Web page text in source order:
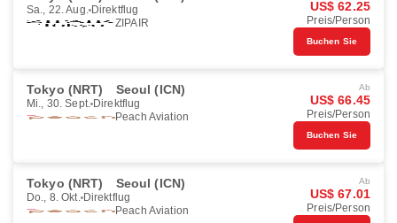
Sa., 22. Aug. Direktflug
ZIPAIR
US$ 62.25
Preis/Person
Buchen Sie
Tokyo (NRT) Seoul (ICN)
Mi., 30. Sept. Direktflug
Peach Aviation
Ab
US$ 66.45
Preis/Person
Buchen Sie
Tokyo (NRT) Seoul (ICN)
Do., 8. Okt. Direktflug
Peach Aviation
Ab
US$ 67.01
Preis/Person